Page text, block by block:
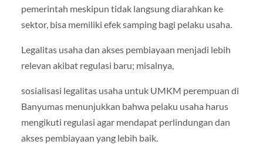
pemerintah meskipun tidak langsung diarahkan ke
sektor, bisa memiliki efek samping bagi pelaku usaha.
Legalitas usaha dan akses pembiayaan menjadi lebih
relevan akibat regulasi baru; misalnya,
sosialisasi legalitas usaha untuk UMKM perempuan di
Banyumas menunjukkan bahwa pelaku usaha harus
mengikuti regulasi agar mendapat perlindungan dan
akses pembiayaan yang lebih baik.